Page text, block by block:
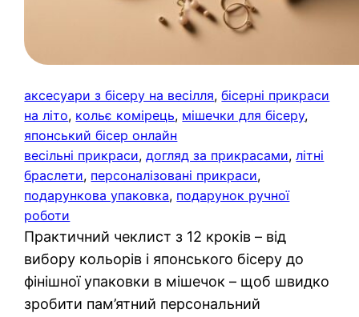
аксесуари з бісеру на весілля, бісерні прикраси
на літо, кольє комірець, мішечки для бісеру
японський бісер онлайн
весільні прикраси, догляд за прикрасами, літні
браслети, персоналізовані прикраси
подарункова упаковка, подарунок ручної
роботи
Практичний чеклист з 12 кроків – від
вибору кольорів і японського бісеру до
фінішної упаковки в мішечок – щоб швидко
зробити пам’ятний персональний